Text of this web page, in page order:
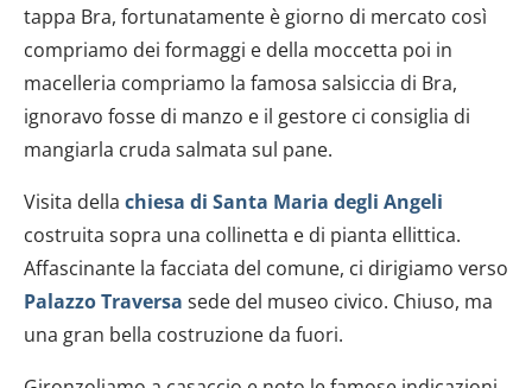
tappa Bra, fortunatamente è giorno di mercato così
compriamo dei formaggi e della moccetta poi in
macelleria compriamo la famosa salsiccia di Bra,
ignoravo fosse di manzo e il gestore ci consiglia di
mangiarla cruda salmata sul pane.
Visita della chiesa di Santa Maria degli Angeli
costruita sopra una collinetta e di pianta ellittica.
Affascinante la facciata del comune, ci dirigiamo verso
Palazzo Traversa sede del museo civico. Chiuso, ma
una gran bella costruzione da fuori.